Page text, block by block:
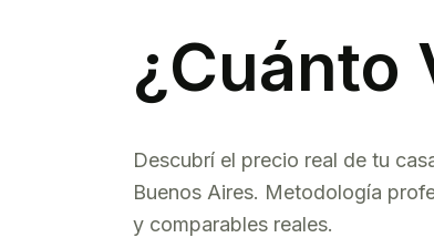
¿Cuánto
Descubrí el precio real de tu
Buenos Aires. Metodología
y comparables reales.